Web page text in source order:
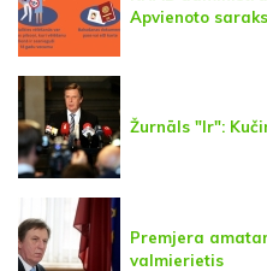
Apvienoto
Žurnāls "Ir":
Premjera
valmierietis